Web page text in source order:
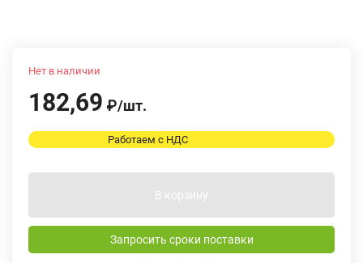
Нет в наличии
182,69 ₽/шт.
Работаем с НДС
В корзину
Запросить сроки поставки